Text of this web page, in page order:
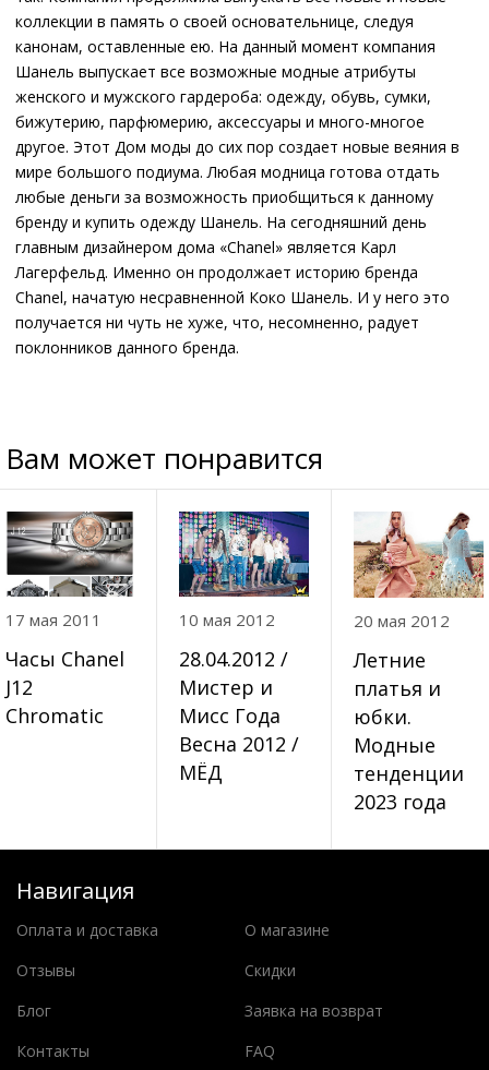
коллекции в память о своей основательнице, следуя
канонам, оставленные ею. На данный момент компания
Шанель выпускает все возможные модные атрибуты
женского и мужского гардероба: одежду, обувь, сумки,
бижутерию, парфюмерию, аксессуары и много-многое
другое. Этот Дом моды до сих пор создает новые веяния в
мире большого подиума. Любая модница готова отдать
любые деньги за возможность приобщиться к данному
бренду и купить одежду Шанель. На сегодняшний день
главным дизайнером дома «Chanel» является Карл
Лагерфельд. Именно он продолжает историю бренда
Chanel, начатую несравненной Коко Шанель. И у него это
получается ни чуть не хуже, что, несомненно, радует
поклонников данного бренда.
Вам может понравится
17 мая 2011
Часы Chanel
J12
Chromatic
10 мая 2012
28.04.2012 /
Мистер и
Мисс Года
Весна 2012 /
МЁД
20 мая 2012
Летние
платья и
юбки.
Модные
тенденции
2023 года
Навигация
Оплата и доставка
О магазине
Отзывы
Скидки
Блог
Заявка на возврат
Контакты
FAQ